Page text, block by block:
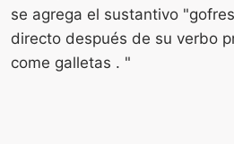
se agrega el sustantivo
directo después de su verbo
come galletas . "